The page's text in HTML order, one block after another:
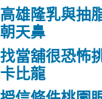
雄隆乳與抽
天鼻
當舖很恐怖
比龍